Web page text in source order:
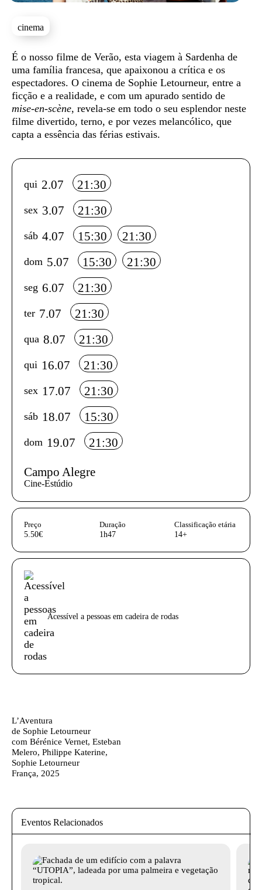
Sinopse
É o nosso filme de Verão, esta viagem à Sardenha de
uma família francesa, que apaixonou a crítica e os
espectadores. O cinema de Sophie Letourneur, entre a
ficção e a realidade, e com um apurado sentido de
mise-en-scène, revela-se em todo o seu esplendor neste
filme divertido, terno, e por vezes melancólico, que
capta a essência das férias estivais.
cinema
Info sobre horário e bilhetes
qui 2.07 21:30
sex 3.07 21:30
sáb 4.07 15:30 21:30
dom 5.07 15:30 21:30
seg 6.07 21:30
ter 7.07 21:30
qua 8.07 21:30
qui 16.07 21:30
sex 17.07 21:30
sáb 18.07 15:30
dom 19.07 21:30
Campo Alegre
Cine-Estúdio
InformaÃ§Ã£o adicional
Preço
5.50€
Duração
1h47
Classificação etária
14+
Acessibilidades do espetáculo
Acessível a pessoas em cadeira de rodas
L’Aventura
de Sophie Letourneur
com Bérénice Vernet, Esteban
Melero, Philippe Katerine,
Sophie Letourneur
França, 2025
Eventos Relacionados